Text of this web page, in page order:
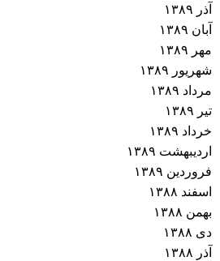
آذر ۱۳۸۹
آبان ۱۳۸۹
مهر ۱۳۸۹
شهریور ۱۳۸۹
مرداد ۱۳۸۹
تیر ۱۳۸۹
خرداد ۱۳۸۹
اردیبهشت ۱۳۸۹
فروردین ۱۳۸۹
اسفند ۱۳۸۸
بهمن ۱۳۸۸
دی ۱۳۸۸
آذر ۱۳۸۸